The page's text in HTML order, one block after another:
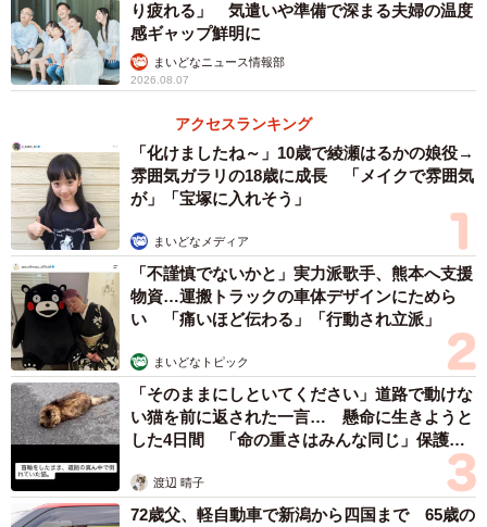
り疲れる」 気遣いや準備で深まる夫婦の温度
感ギャップ鮮明に
まいどなニュース情報部
2026.08.07
アクセスランキング
「化けましたね～」10歳で綾瀬はるかの娘役→
雰囲気ガラリの18歳に成長 「メイクで雰囲気
が」「宝塚に入れそう」
まいどなメディア
「不謹慎でないかと」実力派歌手、熊本へ支援
物資…運搬トラックの車体デザインにためら
い 「痛いほど伝わる」「行動され立派」
まいどなトピック
「そのままにしといてください」道路で動けな
い猫を前に返された一言… 懸命に生きようと
した4日間 「命の重さはみんな同じ」保護団
渡辺 晴子
72歳父、軽自動車で新潟から四国まで 65歳の